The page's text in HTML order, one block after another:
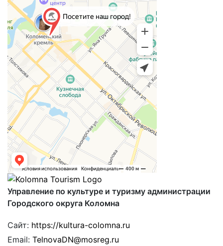
Управление по культуре и туризму администрации
Городского округа Коломна
Сайт: https://kultura-colomna.ru
Email: TelnovaDN@mosreg.ru